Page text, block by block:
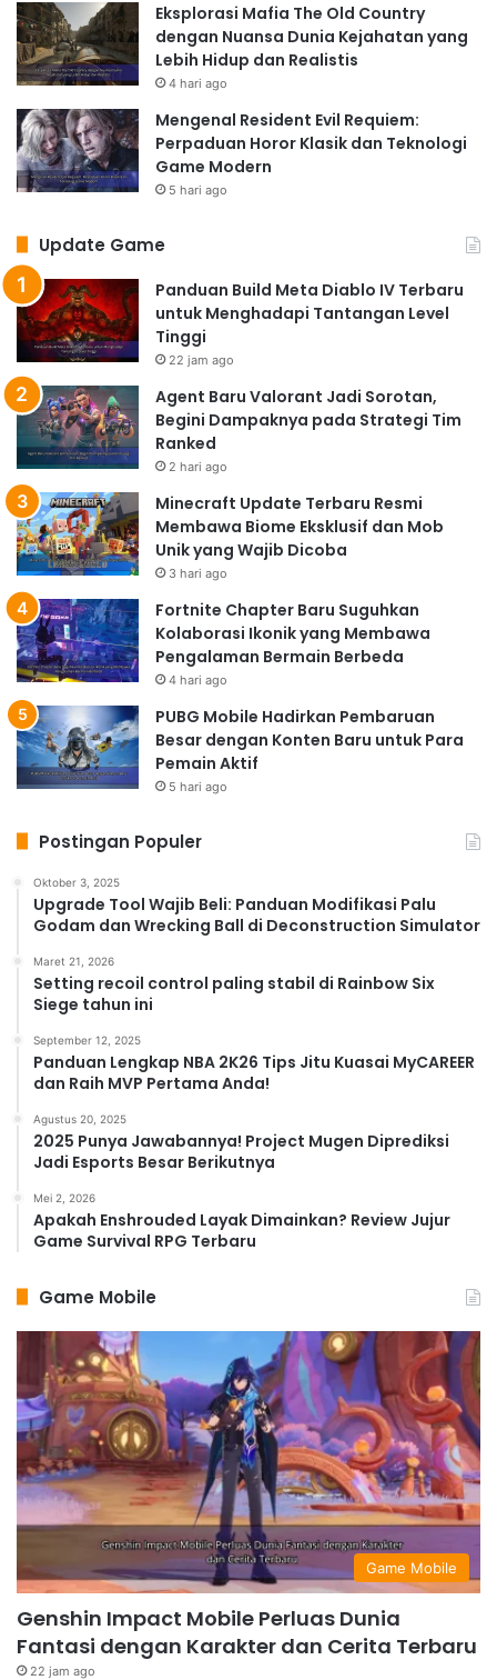
Eksplorasi Mafia The Old Country
dengan Nuansa Dunia Kejahatan yang
Lebih Hidup dan Realistis
4 hari ago
Mengenal Resident Evil Requiem:
Perpaduan Horor Klasik dan Teknologi
Game Modern
5 hari ago
Update Game
Panduan Build Meta Diablo IV Terbaru
untuk Menghadapi Tantangan Level
Tinggi
22 jam ago
Agent Baru Valorant Jadi Sorotan,
Begini Dampaknya pada Strategi Tim
Ranked
2 hari ago
Minecraft Update Terbaru Resmi
Membawa Biome Eksklusif dan Mob
Unik yang Wajib Dicoba
3 hari ago
Fortnite Chapter Baru Suguhkan
Kolaborasi Ikonik yang Membawa
Pengalaman Bermain Berbeda
4 hari ago
PUBG Mobile Hadirkan Pembaruan
Besar dengan Konten Baru untuk Para
Pemain Aktif
5 hari ago
Postingan Populer
Oktober 3, 2025
Upgrade Tool Wajib Beli: Panduan Modifikasi Palu
Godam dan Wrecking Ball di Deconstruction Simulator
Maret 21, 2026
Setting recoil control paling stabil di Rainbow Six
Siege tahun ini
September 12, 2025
Panduan Lengkap NBA 2K26 Tips Jitu Kuasai MyCAREER
dan Raih MVP Pertama Anda!
Agustus 20, 2025
2025 Punya Jawabannya! Project Mugen Diprediksi
Jadi Esports Besar Berikutnya
Mei 2, 2026
Apakah Enshrouded Layak Dimainkan? Review Jujur
Game Survival RPG Terbaru
Game Mobile
Game Mobile
Genshin Impact Mobile Perluas Dunia
Fantasi dengan Karakter dan Cerita Terbaru
22 jam ago